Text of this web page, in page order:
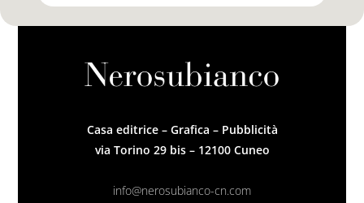
Casa editrice – Grafica – Pubblicità
via Torino 29 bis – 12100 Cuneo
info@nerosubianco-cn.com